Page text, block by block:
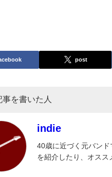
post
事を書いた人
indie
40歳に近づく元バン
を紹介したり、オスス